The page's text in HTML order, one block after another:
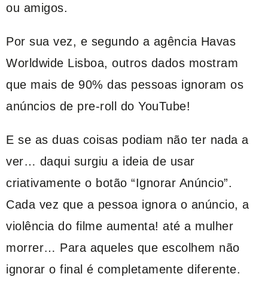
ou amigos.
Por sua vez, e segundo a agência Havas
Worldwide Lisboa, outros dados mostram
que mais de 90% das pessoas ignoram os
anúncios de pre-roll do YouTube!
E se as duas coisas podiam não ter nada a
ver… daqui surgiu a ideia de usar
criativamente o botão “Ignorar Anúncio”.
Cada vez que a pessoa ignora o anúncio, a
violência do filme aumenta! até a mulher
morrer… Para aqueles que escolhem não
ignorar o final é completamente diferente.